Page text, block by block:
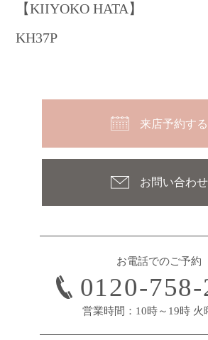
【KIIYOKO HATA】
KH37P
お問い合わせ
来店予約する
お電話でのご予約
0120-758-
営業時間：10時～19時 火